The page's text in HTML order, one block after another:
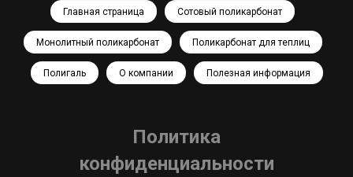
Главная страница Сотовый поликарбонат
Монолитный поликарбонат Поликарбонат для теплиц
Полигаль О компании Полезная информация
Политика
конфиденциальности